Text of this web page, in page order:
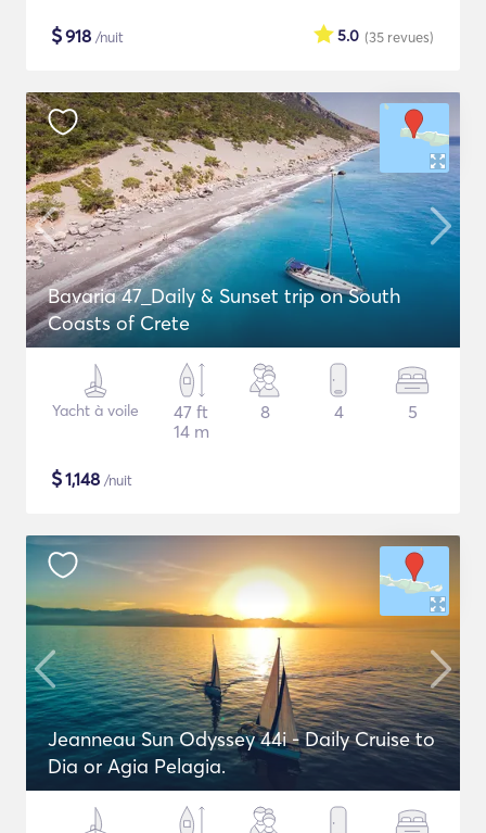
$918 /nuit (35 revues)
5.0
Bavaria 47_Daily & Sunset trip on South
Coasts of Crete
Yacht à voile
47 ft
14 m
8 4 5
$1,148 /nuit
Jeanneau Sun Odyssey 44i - Daily Cruise to
Dia or Agia Pelagia.